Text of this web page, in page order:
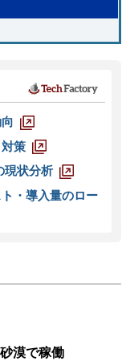
策
現状分析
・導入量のロー
漠で稼働